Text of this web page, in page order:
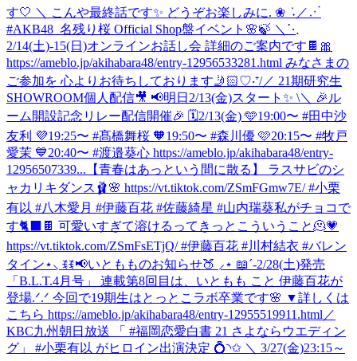
す🤍 ‎＼ ‎こんや最終話です✨ ‎どうぞお楽しみに. ❀ ݁ ˖ ／⋰
#AKB48_名残り桜 Official Shop盤イベント🌸🍃 ＼⋱
2/14(土)-15(日)オンラインお話し会 詳細のご案内です🍫🎀
https://ameblo.jp/akihabara48/entry-12956533281.html みなさまの
ご参加を 心よりお待ちしております🤳🏻♡‧⁺/／ 21期研究生
SHOWROOM個人配信🎥 📢明日2/13(金)スタート✨ \＼ 🎉ル
ーム開設記念リレー配信開催🎉 🗓️2/13(金) 🩵19:00〜 #田中沙
友利 💜19:25〜 #髙橋舞桜 🧡19:50〜 #森川優 🩷20:15〜 #牧戸
愛茉 💙20:40〜 #渡邉葵心 https://ameblo.jp/akihabara48/entry-
12956507339... 【青春はあっという間に散る】 ラスサビのシ
ャカリキダンス🩰🌸 https://vt.tiktok.com/ZSmFGmw7E/ #小栗
有以 #八木愛月 #伊藤百花 #佐藤綺星 #山内瑞葵私がチョコで
す🐈‍⬛🍫 可愛いすぎて溶けるってきっとこういうこと🫠💗
https://vt.tiktok.com/ZSmFsETjQ/ #伊藤百花 #川村結衣 #バレン
タイン⋆⸜ ꉂꉂ📢いともものお知らせ🍑 ⸝⋆ 📖´-2/28(土)発売
「B.L.T.4月号」 連載第8回目は、いともも こと 伊藤百花が
登場.ᐟ.ᐟ 今回で19期生はとっとこラボ卒業です🌸 ▼詳しくは
こちら https://ameblo.jp/akihabara48/entry-12955519911.html ／
KBC九州朝日放送 「 #福岡恋愛白書 21 さよならウエディン
グ」 #小栗有以 がヒロイン出演決定 💍◝✩ ＼ 3/27(金)23:15～